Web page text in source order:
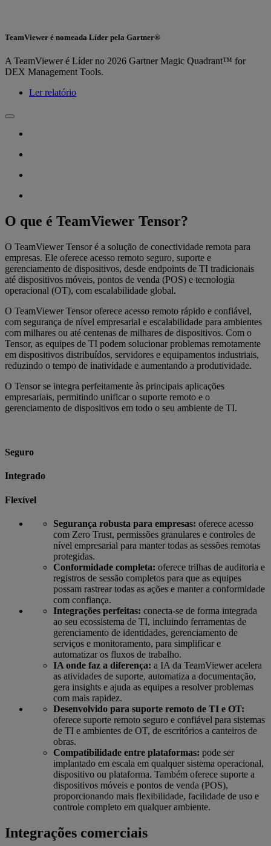
TeamViewer é nomeada Líder pela Gartner®
A TeamViewer é Líder no 2026 Gartner Magic Quadrant™ for
DEX Management Tools.
Ler relatório
O que é TeamViewer Tensor?
O TeamViewer Tensor é a solução de conectividade remota para
empresas. Ele oferece acesso remoto seguro, suporte e
gerenciamento de dispositivos, desde endpoints de TI tradicionais
até dispositivos móveis, pontos de venda (POS) e tecnologia
operacional (OT), com escalabilidade global.
O TeamViewer Tensor oferece acesso remoto rápido e confiável,
com segurança de nível empresarial e escalabilidade para ambientes
com milhares ou até centenas de milhares de dispositivos. Com o
Tensor, as equipes de TI podem solucionar problemas remotamente
em dispositivos distribuídos, servidores e equipamentos industriais,
reduzindo o tempo de inatividade e aumentando a produtividade.
O Tensor se integra perfeitamente às principais aplicações
empresariais, permitindo unificar o suporte remoto e o
gerenciamento de dispositivos em todo o seu ambiente de TI.
Seguro
Integrado
Flexível
Segurança robusta para empresas: oferece acesso
com Zero Trust, permissões granulares e controles de
nível empresarial para manter todas as sessões remotas
protegidas.
Conformidade completa: oferece trilhas de auditoria e
registros de sessão completos para que as equipes
possam rastrear todas as ações e manter a conformidade
com confiança.
Integrações perfeitas: conecta-se de forma integrada
ao seu ecossistema de TI, incluindo ferramentas de
gerenciamento de identidades, gerenciamento de
serviços e monitoramento, para simplificar e
automatizar os fluxos de trabalho.
IA onde faz a diferença: a IA da TeamViewer acelera
as atividades de suporte, automatiza a documentação,
gera insights e ajuda as equipes a resolver problemas
com mais rapidez.
Desenvolvido para suporte remoto de TI e OT:
oferece suporte remoto seguro e confiável para sistemas
de TI e ambientes de OT, de escritórios a canteiros de
obras.
Compatibilidade entre plataformas: pode ser
implantado em escala em qualquer sistema operacional,
dispositivo ou plataforma. Também oferece suporte a
dispositivos móveis e pontos de venda (POS),
proporcionando mais flexibilidade, facilidade de uso e
controle completo em qualquer ambiente.
Integrações comerciais